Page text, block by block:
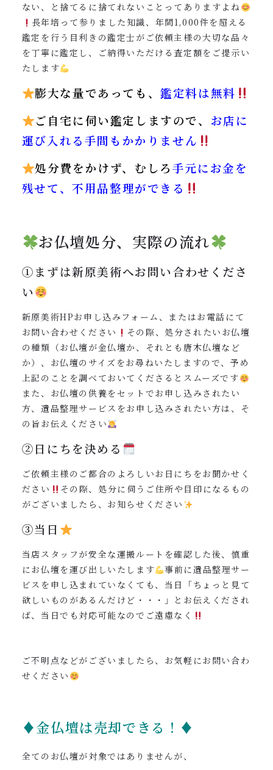
ない、と捨てるに捨てれないことってありますよね
長年培って参りました知識、年間1,000件を超える
鑑定を行う目利きの鑑定士がご依頼主様の大切な品々
を丁寧に鑑定し、ご納得いただける査定額をご提示い
たします
膨大な量であっても、鑑定料は無料
ご自宅に伺い鑑定しますので、 お店に
運び入れる手間もかかりません
処分費をかけず、むしろ手元にお金を
残せて、不用品整理ができる
お仏壇処分、実際の流れ
①まずは新原美術へお問い合わせくださ
い
新原美術HPお申し込みフォーム、またはお電話にて
お問い合わせください
その際、処分されたいお仏壇
の種類（お仏壇が金仏壇か、それとも唐木仏壇など
か）、お仏壇のサイズをお尋ねいたしますので、予め
上記のことを調べておいてくださるとスムーズです
また、お仏壇の供養をセットでお申し込みされたい
方、遺品整理サービスをお申し込みされたい方は、そ
の旨お伝えください
②日にちを決める
ご依頼主様のご都合のよろしいお日にちをお聞かせく
ださい
その際、処分に伺うご住所や目印になるもの
がございましたら、お知らせください
③当日
当店スタッフが安全な運搬ルートを確認した後、慎重
にお仏壇を運び出しいたします
事前に遺品整理サー
ビスを申し込まれていなくても、当日「ちょっと見て
欲しいものがあるんだけど・・・」とお伝えくだされ
ば、当日でも対応可能なのでご遠慮なく
ご不明点などがございましたら、お気軽にお問い合わ
せください
♦金仏壇は売却できる！♦
全てのお仏壇が対象ではありませんが、